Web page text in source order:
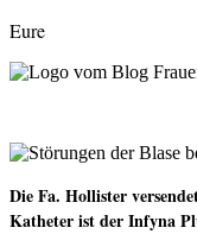
Eure
Die Fa. Hollister
Katheter ist der Infyna